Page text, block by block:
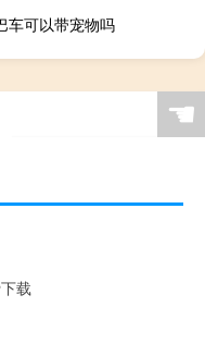
车可以带宠物吗
☚